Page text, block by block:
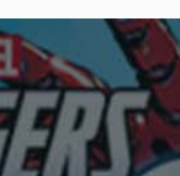
tạirạp chiếu